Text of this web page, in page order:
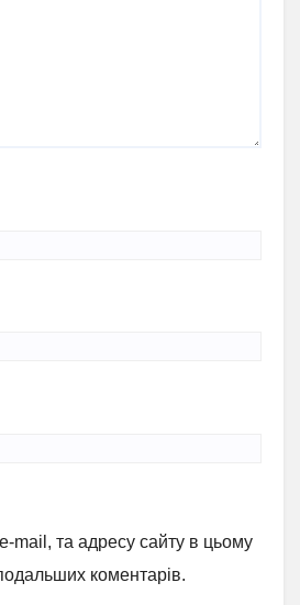
mail, та адресу сайту в цьому
коментарів.